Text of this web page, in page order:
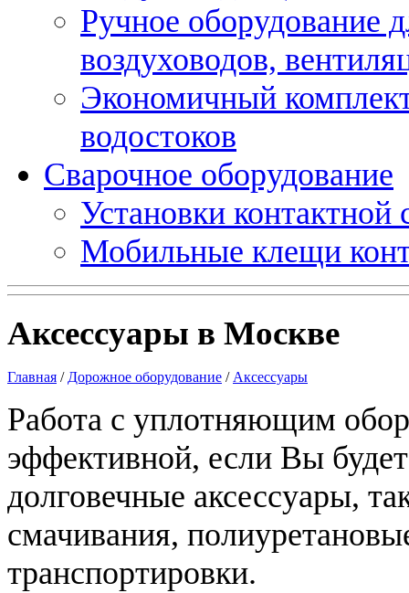
Ручное оборудование
воздуховодов,
Экономичный
водостоков
Сварочное оборудование
Установки
Мобильные клещи
Аксессуары в Москве
Главная / Дорожное оборудование / Аксессуары
Работа с уплотняющим
эффективной, если Вы
долговечные аксессуары,
смачивания,
транспортировки.